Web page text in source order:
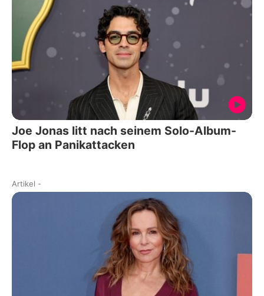
Joe Jonas litt nach seinem Solo-Album-
Flop an Panikattacken
Artikel -